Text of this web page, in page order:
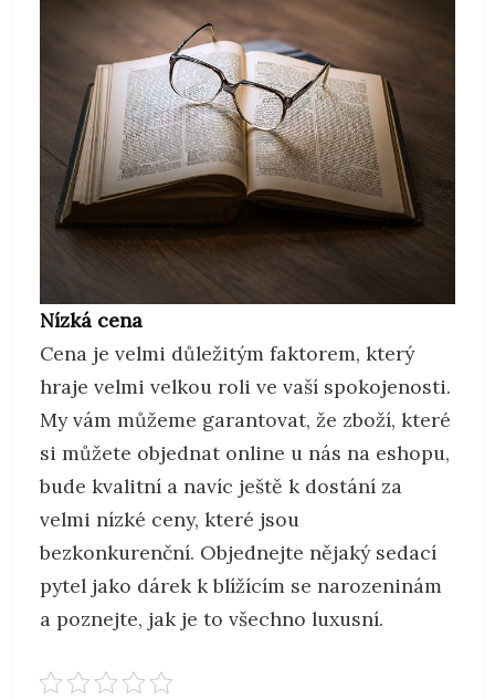
Nízká cena
Cena je velmi důležitým faktorem, který
hraje velmi velkou roli ve vaší spokojenosti.
My vám můžeme garantovat, že zboží, které
si můžete objednat online u nás na eshopu,
bude kvalitní a navíc ještě k dostání za
velmi nízké ceny, které jsou
bezkonkurenční. Objednejte nějaký sedací
pytel jako dárek k blížícím se narozeninám
a poznejte, jak je to všechno luxusní.